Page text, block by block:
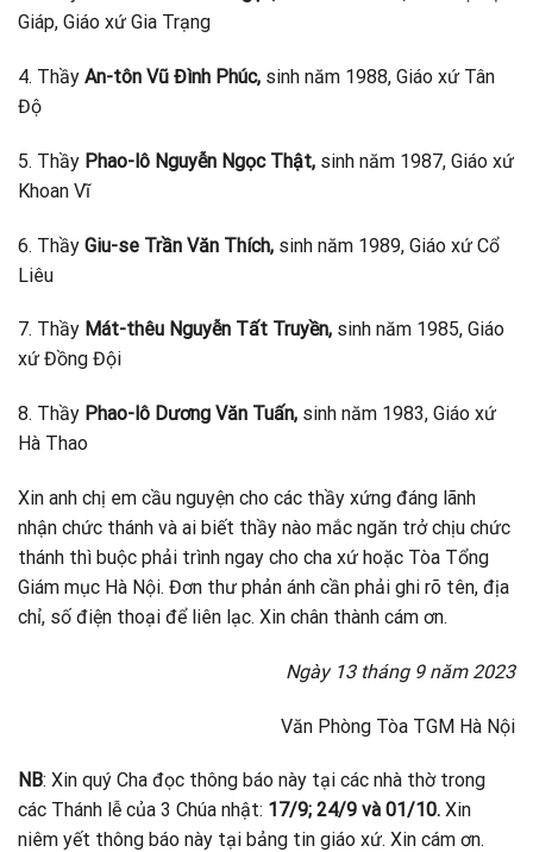
Giáp, Giáo xứ Gia Trạng
4. Thầy An-tôn Vũ Đình Phúc, sinh năm 1988, Giáo xứ Tân
Độ
5. Thầy Phao-lô Nguyễn Ngọc Thật, sinh năm 1987, Giáo xứ
Khoan Vĩ
6. Thầy Giu-se Trần Văn Thích, sinh năm 1989, Giáo xứ Cổ
Liêu
7. Thầy Mát-thêu Nguyễn Tất Truyền, sinh năm 1985, Giáo
xứ Đồng Đội
8. Thầy Phao-lô Dương Văn Tuấn, sinh năm 1983, Giáo xứ
Hà Thao
Xin anh chị em cầu nguyện cho các thầy xứng đáng lãnh
nhận chức thánh và ai biết thầy nào mắc ngăn trở chịu chức
thánh thì buộc phải trình ngay cho cha xứ hoặc Tòa Tổng
Giám mục Hà Nội. Đơn thư phản ánh cần phải ghi rõ tên, địa
chỉ, số điện thoại để liên lạc. Xin chân thành cám ơn.
Ngày 13 tháng 9 năm 2023
Văn Phòng Tòa TGM Hà Nội
NB: Xin quý Cha đọc thông báo này tại các nhà thờ trong
các Thánh lễ của 3 Chúa nhật: 17/9; 24/9 và 01/10. Xin
niêm yết thông báo này tại bảng tin giáo xứ. Xin cám ơn.